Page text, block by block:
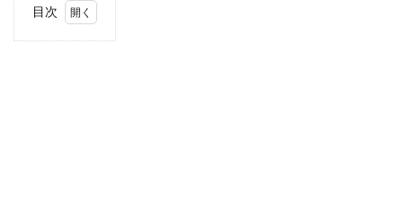
目次